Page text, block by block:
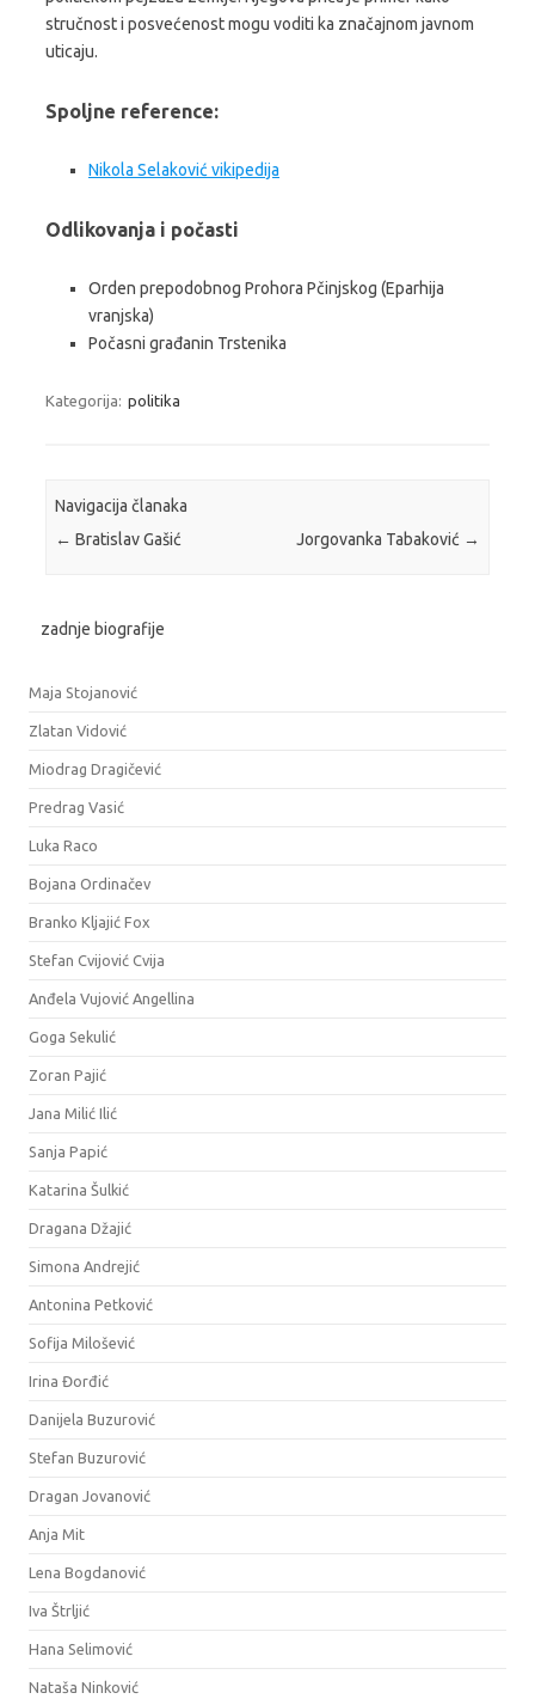
stručnost i posvećenost mogu voditi ka značajnom javnom
uticaju.
Spoljne reference:
Nikola Selaković vikipedija
Odlikovanja i počasti
Orden prepodobnog Prohora Pčinjskog (Eparhija
vranjska)
Počasni građanin Trstenika
Kategorija: politika
Navigacija članaka
← Bratislav Gašić Jorgovanka Tabaković →
zadnje biografije
Maja Stojanović
Zlatan Vidović
Miodrag Dragičević
Predrag Vasić
Luka Raco
Bojana Ordinačev
Branko Kljajić Fox
Stefan Cvijović Cvija
Anđela Vujović Angellina
Goga Sekulić
Zoran Pajić
Jana Milić Ilić
Sanja Papić
Katarina Šulkić
Dragana Džajić
Simona Andrejić
Antonina Petković
Sofija Milošević
Irina Đorđić
Danijela Buzurović
Stefan Buzurović
Dragan Jovanović
Anja Mit
Lena Bogdanović
Iva Štrljić
Hana Selimović
Nataša Ninković